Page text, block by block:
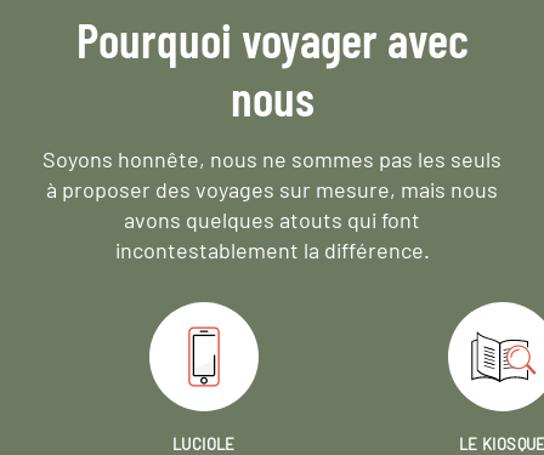
Pourquoi voyager avec
nous
Soyons honnête, nous ne sommes pas les seuls
à proposer des voyages sur mesure, mais nous
avons quelques atouts qui font
incontestablement la différence.
LUCIOLE
LE